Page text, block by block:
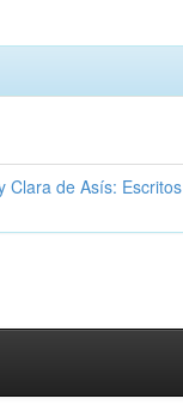
Clara de Asís: Escritos